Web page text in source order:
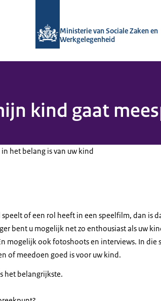
Ministerie van Sociale Zaken en
Werkgelegenheid
kind gaat
het belang is van uw kind
of een rol heeft in een speelfilm, dan is
bent u mogelijk net zo enthousiast als uw
mogelijk ook fotoshoots en interviews. In die
of meedoen goed is voor uw kind.
het belangrijkste.